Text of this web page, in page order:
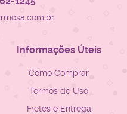
Informações Úteis
Como Comprar
Termos de Uso
Fretes e Entrega